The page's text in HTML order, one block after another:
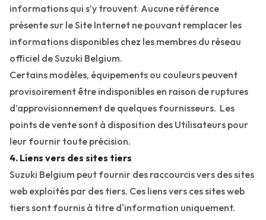
informations qui s’y trouvent. Aucune référence
présente sur le Site Internet ne pouvant remplacer les
informations disponibles chez les membres du réseau
officiel de Suzuki Belgium.
Certains modèles, équipements ou couleurs peuvent
provisoirement être indisponibles en raison de ruptures
d’approvisionnement de quelques fournisseurs. Les
points de vente sont à disposition des Utilisateurs pour
leur fournir toute précision.
4. Liens vers des sites tiers
Suzuki Belgium peut fournir des raccourcis vers des sites
web exploités par des tiers. Ces liens vers ces sites web
tiers sont fournis à titre d'information uniquement.